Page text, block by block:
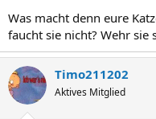
Was macht denn eure
faucht sie nicht? Wehr sie
Timo211202
Aktives Mitglied